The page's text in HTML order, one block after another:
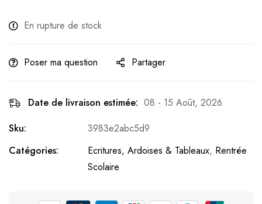
En rupture de stock
Poser ma question Partager
Date de livraison estimée: 08 - 15 Août, 2026
Sku:
3983e2abc5d9
Catégories:
Ecritures, Ardoises & Tableaux, Rentrée
Scolaire